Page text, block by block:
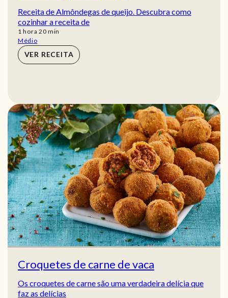
Receita de Almôndegas de queijo. Descubra como
cozinhar a receita de
1 hora
hora 20min
min
Médio
VER RECEITA
Croquetes de carne de vaca
Os croquetes de carne são uma verdadeira delícia que
faz as delícias